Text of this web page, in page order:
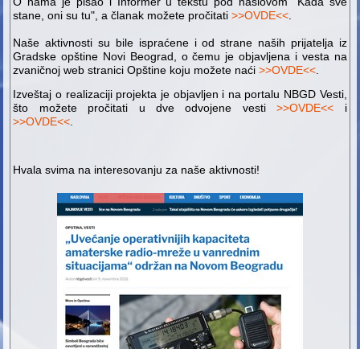
stane, oni su tu", a članak možete pročitati>>OVDE<<.
Naše aktivnosti su bile ispraćene i od strane naših prijatelja iz
Gradske opštine Novi Beograd, o čemu je objavljena i vesta na
zvaničnoj web stranici Opštine koju možete naći>>OVDE<<.
Izveštaj o realizaciji projekta je objavljen i na portalu NBGD Vesti,
što možete pročitati u dve odvojene vesti>>OVDE<< i
>>OVDE<<.
Hvala svima na interesovanju za naše aktivnosti!